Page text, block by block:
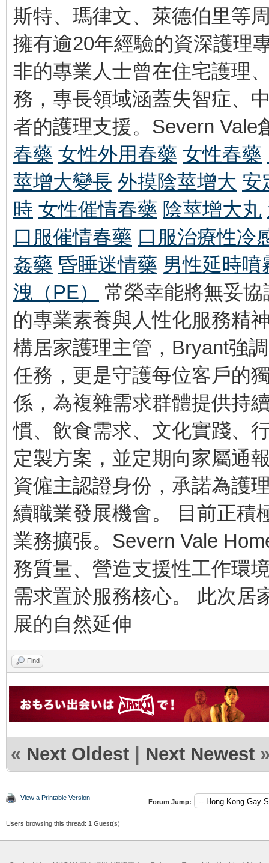
斯特、瑪律文、萊德伯里等
擁有逾20年經驗的資深護理
非的專業人士曾在住宅護理
務，專長領域涵蓋失智症、
者的護理支援。Severn Vale
春藥 女性外用春藥 女性春藥
莖增大變長 外摸陰莖增大 安
時 女性催情春藥 陰莖增大丸
口服催情春藥 口服治療性冷
姦藥 昏睡迷情藥 男性延時噴
洩（PE）
常榮幸能將無妥
的專業素養與人性化服務精
構居家護理主管，Bryant強
任務，更是守護每位客戶的
係，為複雜需求群體提供持
慣、飲食需求、文化實踐、
定製方案，並定期向家屬通
資僱主認證身份，承諾為護
續職業發展機會。 目前正積
業務擴張。Severn Vale
務質量、營造支援性工作環
需求置於服務核心。 此次居
展的自然延伸
Find
« Next Oldest | Next Newest
View a Printable Version
Forum Jump:
Users browsing this thread: 1 Guest(s)